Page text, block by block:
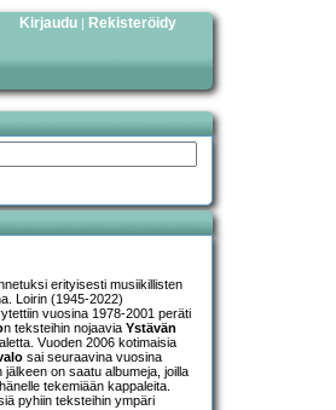
Kirjaudu | Rekisteröidy
erityisesti musiikillisten
Loirin (1945-2022)
vuosina 1978-2001 peräti
n teksteihin nojaavia Ystävän
Vuoden 2006 kotimaisia
sai seuraavina vuosina
jälkeen on saatu albumeja, joilla
tekemiään kappaleita.
pyhiin teksteihin ympäri